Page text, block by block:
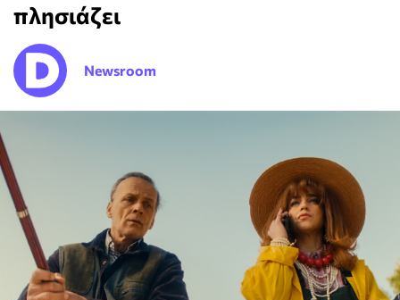
πλησιάζει
Newsroom